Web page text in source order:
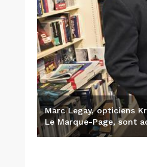
Marc Legay, opticiens
Le Marque-Page, sont